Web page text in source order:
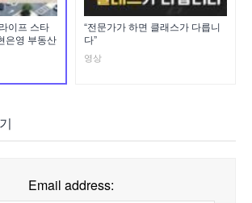
이프 스타
은영 부동산
“전문가가 하면 클래스가 다릅니
다”
영상
Email address: